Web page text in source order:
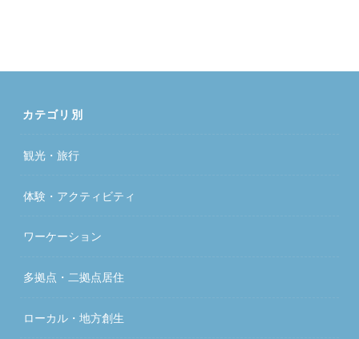
カテゴリ別
観光・旅行
体験・アクティビティ
ワーケーション
多拠点・二拠点居住
ローカル・地方創生